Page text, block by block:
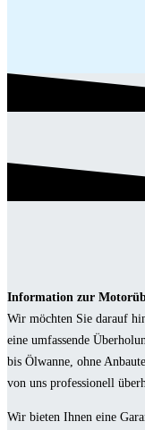
Information zur
Wir möchten Sie darauf
eine umfassende
bis Ölwanne, ohne
von uns professionell
Wir bieten Ihnen eine